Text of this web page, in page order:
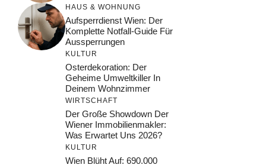
HAUS & WOHNUNG
Aufsperrdienst Wien: Der
Komplette Notfall-Guide Für
Aussperrungen
KULTUR
Osterdekoration: Der
Geheime Umweltkiller In
Deinem Wohnzimmer
WIRTSCHAFT
Der Große Showdown Der
Wiener Immobilienmakler:
Was Erwartet Uns 2026?
KULTUR
Wien Blüht Auf: 690.000